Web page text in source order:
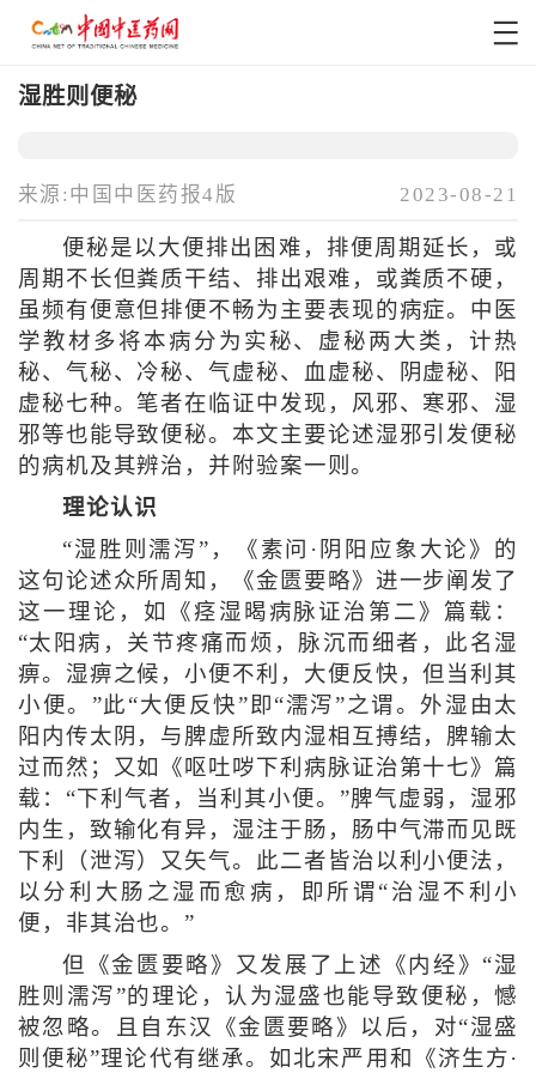
湿胜则便秘
来源:中国中医药报4版 2023-08-21
便秘是以大便排出困难，排便周期延长，或
周期不长但粪质干结、排出艰难，或粪质不硬，
虽频有便意但排便不畅为主要表现的病症。中医
学教材多将本病分为实秘、虚秘两大类，计热
秘、气秘、冷秘、气虚秘、血虚秘、阴虚秘、阳
虚秘七种。笔者在临证中发现，风邪、寒邪、湿
邪等也能导致便秘。本文主要论述湿邪引发便秘
的病机及其辨治，并附验案一则。
理论认识
“湿胜则濡泻”，《素问·阴阳应象大论》的
这句论述众所周知，《金匮要略》进一步阐发了
这一理论，如《痉湿暍病脉证治第二》篇载：
“太阳病，关节疼痛而烦，脉沉而细者，此名湿
痹。湿痹之候，小便不利，大便反快，但当利其
小便。”此“大便反快”即“濡泻”之谓。外湿由太
阳内传太阴，与脾虚所致内湿相互搏结，脾输太
过而然；又如《呕吐哕下利病脉证治第十七》篇
载：“下利气者，当利其小便。”脾气虚弱，湿邪
内生，致输化有异，湿注于肠，肠中气滞而见既
下利（泄泻）又矢气。此二者皆治以利小便法，
以分利大肠之湿而愈病，即所谓“治湿不利小
便，非其治也。”
但《金匮要略》又发展了上述《内经》“湿
胜则濡泻”的理论，认为湿盛也能导致便秘，憾
被忽略。且自东汉《金匮要略》以后，对“湿盛
则便秘”理论代有继承。如北宋严用和《济生方·